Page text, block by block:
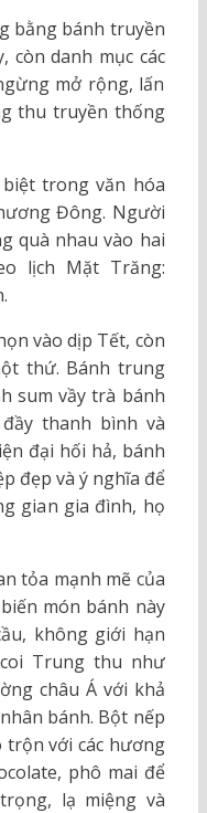
bằng bánh truyền
còn danh mục các
mở rộng, lấn
thu truyền thống
trong văn hóa
Đông. Người
quà nhau vào hai
lịch Mặt Trăng:
vào dịp Tết, còn
thứ. Bánh trung
sum vầy trà bánh
thanh bình và
đại hối hả, bánh
đẹp và ý nghĩa để
gian gia đình, họ
tỏa mạnh mẽ của
món bánh này
không giới hạn
Trung thu như
châu Á với khả
bánh. Bột nếp
với các hương
phô mai để
lạ miệng và